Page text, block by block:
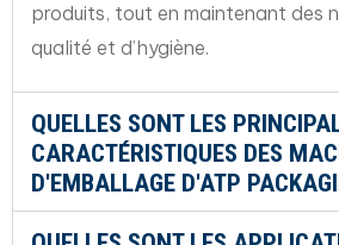
produits, tout en maintenant des
qualité et d’hygiène.
QUELLES SONT LES
CARACTÉRISTIQUES DES
D'EMBALLAGE D'ATP